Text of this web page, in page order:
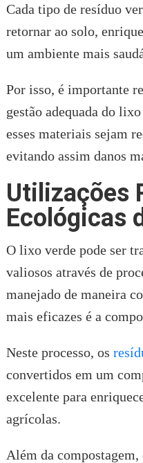
Cada tipo de resíduo
retornar ao solo,
um ambiente mais
Por isso, é importante
gestão adequada do
esses materiais sejam
evitando assim danos
Utilizações
Ecológicas
O lixo verde pode ser
valiosos através de
manejado de maneira
mais eficazes é a
Neste processo, os
convertidos em um
excelente para
agrícolas.
Além da